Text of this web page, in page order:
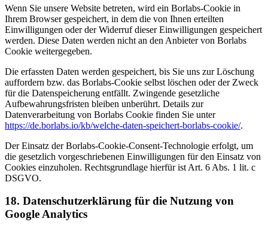
Wenn Sie unsere Website betreten, wird ein Borlabs-Cookie in
Ihrem Browser gespeichert, in dem die von Ihnen erteilten
Einwilligungen oder der Widerruf dieser Einwilligungen gespeichert
werden. Diese Daten werden nicht an den Anbieter von Borlabs
Cookie weitergegeben.
Die erfassten Daten werden gespeichert, bis Sie uns zur Löschung
auffordern bzw. das Borlabs-Cookie selbst löschen oder der Zweck
für die Datenspeicherung entfällt. Zwingende gesetzliche
Aufbewahrungsfristen bleiben unberührt. Details zur
Datenverarbeitung von Borlabs Cookie finden Sie unter
https://de.borlabs.io/kb/welche-daten-speichert-borlabs-cookie/.
Der Einsatz der Borlabs-Cookie-Consent-Technologie erfolgt, um
die gesetzlich vorgeschriebenen Einwilligungen für den Einsatz von
Cookies einzuholen. Rechtsgrundlage hierfür ist Art. 6 Abs. 1 lit. c
DSGVO.
18. Datenschutzerklärung für die Nutzung von
Google Analytics